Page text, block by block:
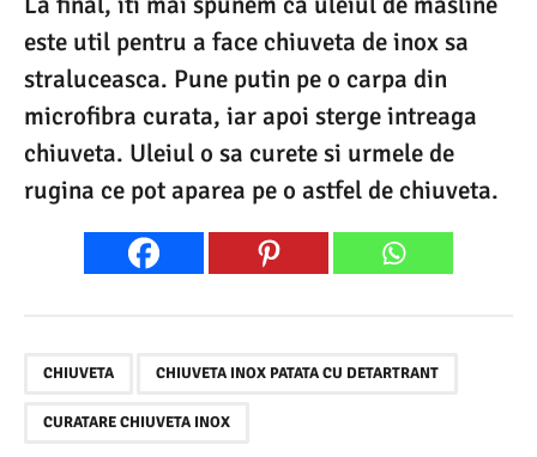
este util pentru a face chiuveta de inox sa
straluceasca. Pune putin pe o carpa din
microfibra curata, iar apoi sterge intreaga
chiuveta. Uleiul o sa curete si urmele de
rugina ce pot aparea pe o astfel de chiuveta.
CHIUVETA CHIUVETA INOX PATATA CU DETARTRANT
CURATARE CHIUVETA INOX